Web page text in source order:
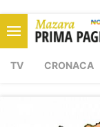
TV CRONACA